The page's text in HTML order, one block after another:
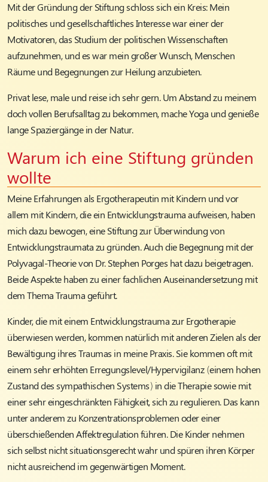
Mit der Gründung der Stiftung schloss sich ein Kreis: Mein
politisches und gesellschaftliches Interesse war einer der
Motivatoren, das Studium der politischen Wissenschaften
aufzunehmen, und es war mein großer Wunsch, Menschen
Räume und Begegnungen zur Heilung anzubieten.
Privat lese, male und reise ich sehr gern. Um Abstand zu meinem
doch vollen Berufsalltag zu bekommen, mache Yoga und genieße
lange Spaziergänge in der Natur.
Warum ich eine Stiftung gründen
wollte
Meine Erfahrungen als Ergotherapeutin mit Kindern und vor
allem mit Kindern, die ein Entwicklungstrauma aufweisen, haben
mich dazu bewogen, eine Stiftung zur Überwindung von
Entwicklungstraumata zu gründen. Auch die Begegnung mit der
Polyvagal-Theorie von Dr. Stephen Porges hat dazu beigetragen.
Beide Aspekte haben zu einer fachlichen Auseinandersetzung mit
dem Thema Trauma geführt.
Kinder, die mit einem Entwicklungstrauma zur Ergotherapie
überwiesen werden, kommen natürlich mit anderen Zielen als der
Bewältigung ihres Traumas in meine Praxis. Sie kommen oft mit
einem sehr erhöhten Erregungslevel/Hypervigilanz (einem hohen
Zustand des sympathischen Systems) in die Therapie sowie mit
einer sehr eingeschränkten Fähigkeit, sich zu regulieren. Das kann
unter anderem zu Konzentrationsproblemen oder einer
überschießenden Affektregulation führen. Die Kinder nehmen
sich selbst nicht situationsgerecht wahr und spüren ihren Körper
nicht ausreichend im gegenwärtigen Moment.